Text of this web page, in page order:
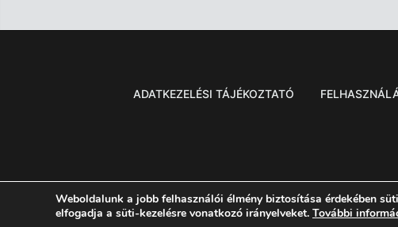
ADATKEZELÉSI TÁJÉKOZTATÓ
Weboldalunk a jobb felhasználói élmény biztosítása érdekében
elfogadja a süti-kezelésre vonatkozó irányelveket. További